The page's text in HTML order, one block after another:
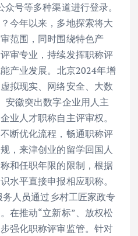
号等多种渠道进行登录。
今年以来，多地探索将大
范围，同时围绕特色产
审专业，持续发挥职称评
产业发展。北京2024年增
拟现实、网络安全、大数
安徽突出数字企业用人主
业人才职称自主评审权。
断优化流程，畅通职称评
，来津创业的留学回国人
和任职年限的限制，根据
水平直接申报相应职称。
人员通过乡村工匠家政专
在推动“立新标”、放权松
强化职称评审监管。针对